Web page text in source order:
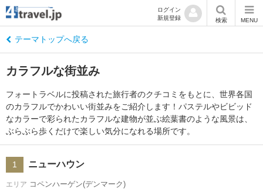
ログイン
新規登録
検索 MENU
テーマトップへ戻る
カラフルな街並み
フォートラベルに投稿された旅行者のクチコミをもとに、世界各国
のカラフルでかわいい街並みをご紹介します！パステルやビビッド
なカラーで彩られたカラフルな建物が並ぶ絵葉書のような風景は、
ぶらぶら歩くだけで楽しい気分になれる場所です。
1 ニューハウン
エリア コペンハーゲン(デンマーク)